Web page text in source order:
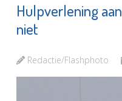
Hulpverlening
niet
Redactie/Flashphoto